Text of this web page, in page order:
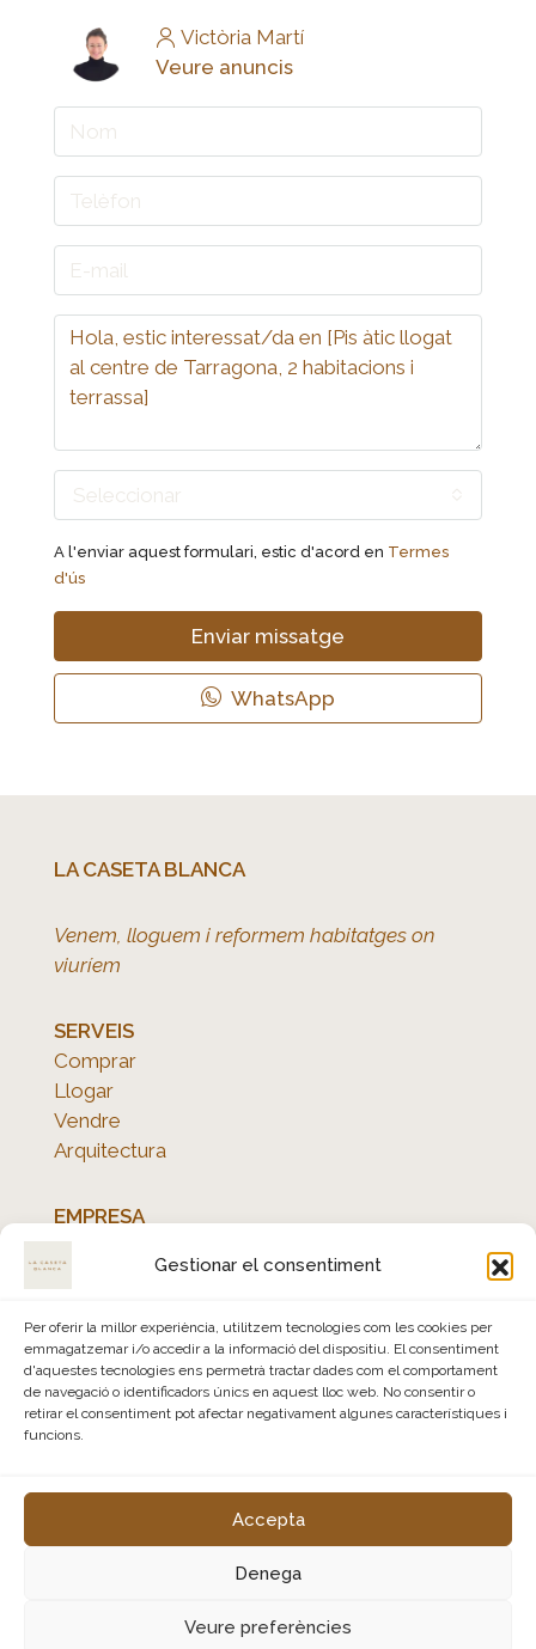
Gestionar el consentiment
Per oferir la millor experiència, utilitzem tecnologies com les cookies per
emmagatzemar i/o accedir a la informació del dispositiu. El consentiment
d'aquestes tecnologies ens permetrà tractar dades com el comportament
de navegació o identificadors únics en aquest lloc web. No consentir o
retirar el consentiment pot afectar negativament algunes característiques i
funcions.
Accepta
Denega
Veure preferències
Victòria Martí
Veure anuncis
Seleccionar
A l'enviar aquest formulari, estic d'acord en Termes
d'ús
Enviar missatge
WhatsApp
LA CASETA BLANCA
Venem, lloguem i reformem habitatges on
viuríem
SERVEIS
Comprar
Llogar
Vendre
Arquitectura
EMPRESA
Qui som
Avís legal
Política de cookies
© La Caseta Blanca - Tots els drets reservats